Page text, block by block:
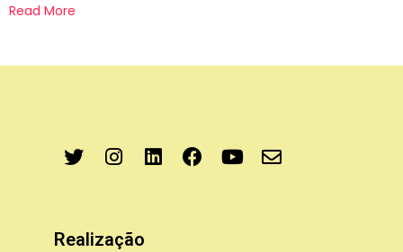
Read More
Realização